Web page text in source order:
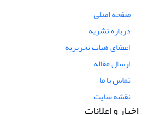
صفحه اصلی
درباره نشریه
اعضای هیات تحریریه
ارسال مقاله
تماس با ما
نقشه سایت
اخبار و اعلانات